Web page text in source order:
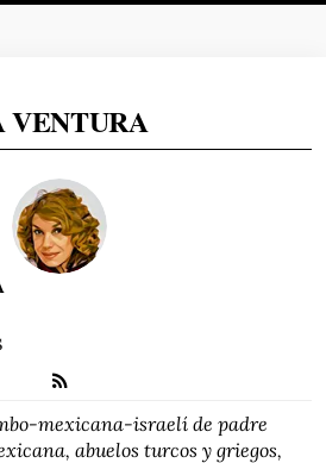
mexicana-israelí de padre
abuelos turcos y griegos,